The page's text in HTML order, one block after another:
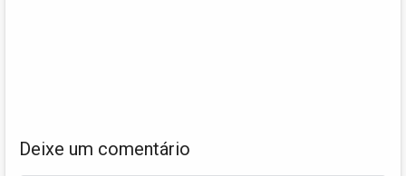
Deixe um comentário